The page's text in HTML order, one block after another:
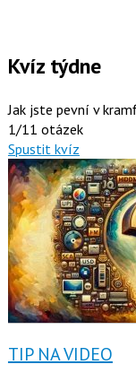
Kvíz týdne
Jak jste pevní v
1/11 otázek
Spustit kvíz
TIP NA VIDEO